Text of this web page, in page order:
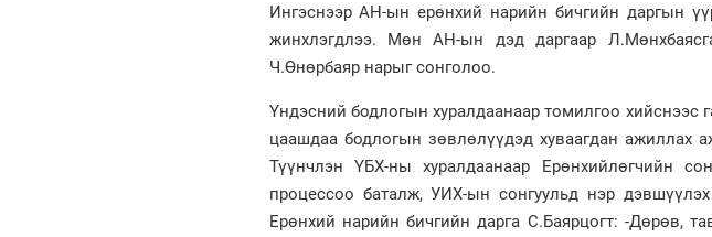
Ингэснээр АН-ын ерөнхий нарийн бичгийн даргын
жинхлэгдлээ. Мөн АН-ын дэд даргаар
Ч.Өнөрбаяр нарыг сонголоо.
Үндэсний бодлогын хуралдаанаар томилгоо хийснээс
цаашдаа бодлогын зөвлөлүүдэд хуваагдан ажиллах
Түүнчлэн ҮБХ-ны хуралдаанаар Ерөнхийлөгчийн
процессоо баталж, УИХ-ын сонгуульд нэр
Ерөнхий нарийн бичгийн дарга С.Баярцогт: -Дөрөв,